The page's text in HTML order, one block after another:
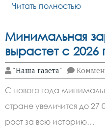
Читать полностью
Минимальная
вырастет с 2026
"Наша газета"
С нового года
стране увеличится до
рост за всю историю…